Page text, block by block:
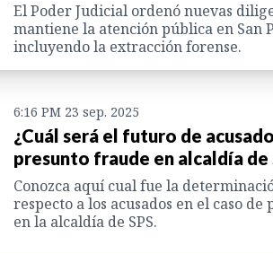
El Poder Judicial ordenó nuevas
mantiene la atención pública en San
incluyendo la extracción forense.
6:16 PM 23 sep. 2025
¿Cuál será el futuro de
presunto fraude en alcaldía de
Conozca aquí cual fue la
respecto a los acusados en el caso
en la alcaldía de SPS.